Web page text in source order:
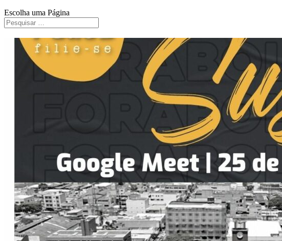
Escolha uma Página